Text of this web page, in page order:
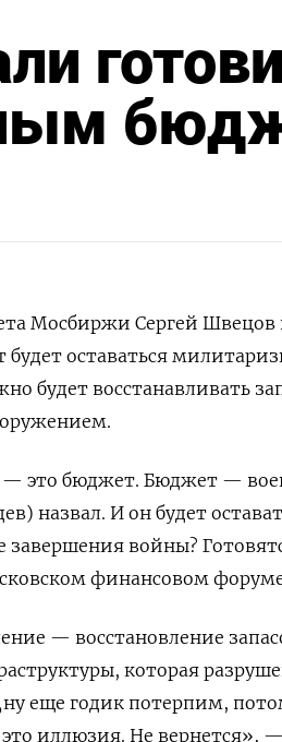
Мосбиржи Сергей Швецов
оставаться
будет восстанавливать
— это бюджет. Бюджет —
назвал. И он будет
завершения войны?
финансовом
— восстановление
которая
еще годик потерпим,
это иллюзия. Не вернется»,